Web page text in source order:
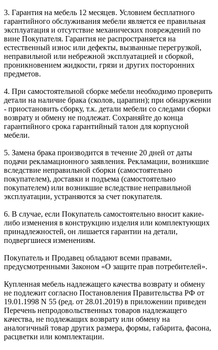
3. Гарантия на мебель 12 месяцев. Условием бесплатного
гарантийного обслуживания мебели является ее правильная
эксплуатация и отсутствие механических повреждений по
вине Покупателя. Гарантия не распространяется на
естественный износ или дефекты, вызванные перегрузкой,
неправильной или небрежной эксплуатацией и сборкой,
проникновением жидкости, грязи и других посторонних
предметов.
4. При самостоятельной сборке мебели необходимо проверить
детали на наличие брака (сколов, царапин); при обнаружении
- приостановить сборку, т.к. детали мебели со следами сборки
возврату и обмену не подлежат. Сохраняйте до конца
гарантийного срока гарантийный талон для корпусной
мебели.
5. Замена брака производится в течение 20 дней от даты
подачи рекламационного заявления. Рекламации, возникшие
вследствие неправильной сборки (самостоятельно
покупателем), доставки и подъема (самостоятельно
покупателем) или возникшие вследствие неправильной
эксплуатации, устраняются за счет покупателя.
6. В случае, если Покупатель самостоятельно вносит какие-
либо изменения в конструкцию изделия или комплектующих
принадлежностей, он лишается гарантии на детали,
подвергшиеся изменениям.
Покупатель и Продавец обладают всеми правами,
предусмотренными Законом «О защите прав потребителей».
Купленная мебель надлежащего качества возврату и обмену
не подлежит согласно Постановления Правительства РФ от
19.01.1998 N 55 (ред. от 28.01.2019) в приложении приведен
Перечень непродовольственных товаров надлежащего
качества, не подлежащих возврату или обмену на
аналогичный товар других размера, формы, габарита, фасона,
расцветки или комплектации.